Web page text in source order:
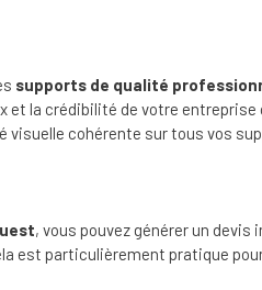
supports de qualité
la crédibilité de votre entreprise
visuelle cohérente sur tous vos
, vous pouvez générer un
est particulièrement pratique